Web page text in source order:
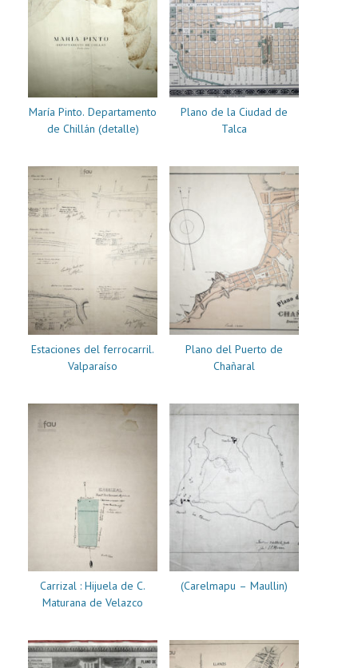
María Pinto. Departamento
de Chillán (detalle)
Plano de la Ciudad de
Talca
Estaciones del ferrocarril.
Valparaíso
Plano del Puerto de
Chañaral
Carrizal : Hijuela de C.
Maturana de Velazco
(Carelmapu – Maullin)